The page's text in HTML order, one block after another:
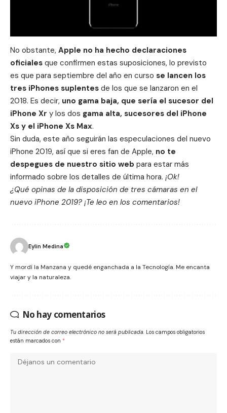
No obstante, Apple no ha hecho declaraciones
oficiales que confirmen estas suposiciones, lo previsto
es que para septiembre del año en curso se lancen los
tres iPhones suplentes de los que se lanzaron en el
2018. Es decir, uno gama baja, que sería el sucesor del
iPhone Xr y los dos gama alta, sucesores del iPhone
Xs y el iPhone Xs Max.
Sin duda, este año seguirán las especulaciones del nuevo
iPhone 2019, así que si eres fan de Apple, no te
despegues de nuestro sitio web para estar más
informado sobre los detalles de última hora. ¡Ok!
¿Qué opinas de la disposición de tres cámaras en el
nuevo iPhone 2019? ¡Te leo en los comentarios!
Eylin Medina
Y mordí la Manzana y quedé enganchada a la Tecnología. Me encanta
viajar y la naturaleza.
No hay comentarios
Tu dirección de correo electrónico no será publicada. Los campos obligatorios
están marcados con *